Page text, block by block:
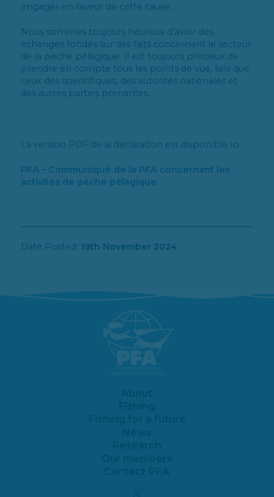
engagés en faveur de cette cause.
Nous sommes toujours heureux d’avoir des
échanges fondés sur des faits concernant le secteur
de la pêche pélagique. Il est toujours précieux de
prendre en compte tous les points de vue, tels que
ceux des scientifiques, des autorités nationales et
des autres parties prenantes.
La version PDF de la déclaration est disponible ici :
PFA – Communiqué de la PFA concernant les
activités de pêche pélagique
Date Posted: 19th November 2024